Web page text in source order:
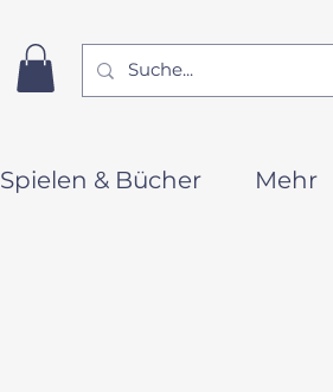
Spielen & Bücher Mehr